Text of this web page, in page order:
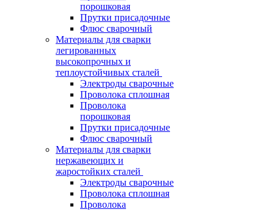
порошковая
Прутки присадочные
Флюс сварочный
Материалы для сварки
легированных
высокопрочных и
теплоустойчивых сталей
Электроды сварочные
Проволока сплошная
Проволока
порошковая
Прутки присадочные
Флюс сварочный
Материалы для сварки
нержавеющих и
жаростойких сталей
Электроды сварочные
Проволока сплошная
Проволока